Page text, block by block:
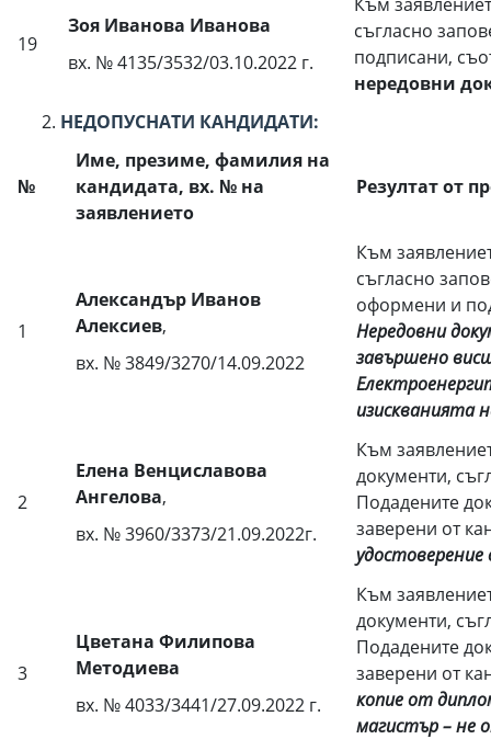
19
Зоя Иванова Иванова
вх. № 4135/3532/03.10.2022 г.
съгласно
подписани,
нередовни
НЕДОПУСНАТИ КАНДИДАТИ:
№
Име, презиме, фамилия на
кандидата, вх. № на
заявлението
Резултат от
1
Александър Иванов
Алексиев,
вх. № 3849/3270/14.09.2022
Към
съгласно
оформени и
Нередовни
завършено
изискванията
2
Елена Венциславова
Ангелова,
вх. № 3960/3373/21.09.2022г.
Към
документи,
Подадените
заверени от
3
Цветана Филипова
Методиева
вх. № 4033/3441/27.09.2022 г.
Към
документи,
Подадените
заверени от
копие от
магистър– не